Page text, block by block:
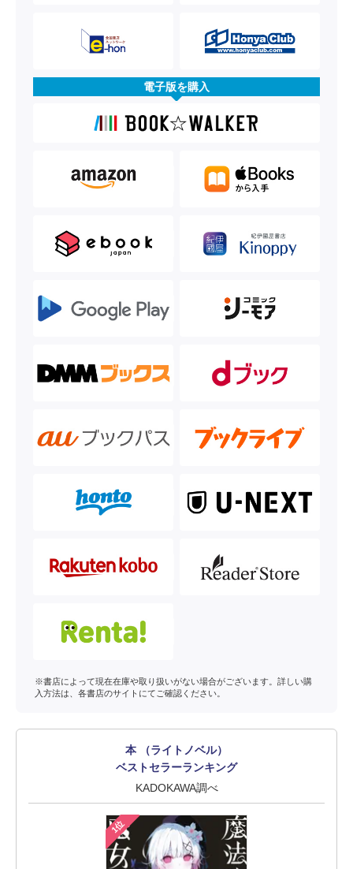
電子版を購入
※書店によって現在在庫や取り扱いがない場合がございます。詳しい購
入方法は、各書店のサイトにてご確認ください。
本 （ライトノベル）
ベストセラーランキング
KADOKAWA調べ
1位